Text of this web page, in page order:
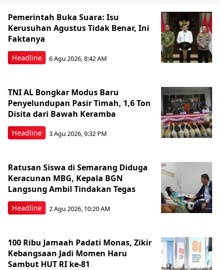
Headline
Pemerintah Buka Suara: Isu
Kerusuhan Agustus Tidak Benar, Ini
Faktanya
6 Agu 2026, 8:42 AM
Headline
TNI AL Bongkar Modus Baru
Penyelundupan Pasir Timah, 1,6 Ton
Disita dari Bawah Keramba
3 Agu 2026, 9:32 PM
Headline
Ratusan Siswa di Semarang Diduga
Keracunan MBG, Kepala BGN
Langsung Ambil Tindakan Tegas
2 Agu 2026, 10:20 AM
100 Ribu Jamaah Padati Monas, Zikir
Kebangsaan Jadi Momen Haru
Sambut HUT RI ke-81